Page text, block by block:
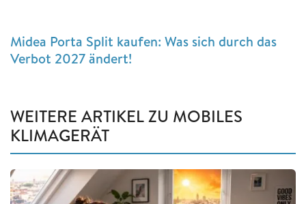
Midea Porta Split kaufen: Was sich durch das
Verbot 2027 ändert!
WEITERE ARTIKEL ZU MOBILES
KLIMAGERÄT